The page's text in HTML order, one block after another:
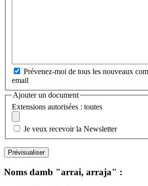
Prévenez-moi de tous les nouveaux
email
Ajouter un document
Extensions autorisées : toutes
Je veux recevoir la Newsletter
Noms damb "arrai, arraja" :